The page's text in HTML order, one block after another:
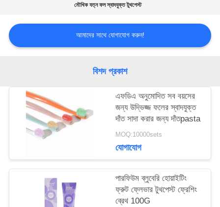
উদ্ধৃতির
আবেদন
সাইটম্যাপ
গোপনীয়তা
মৌখিক যত্ন ফল স্বাদযুক্ত টুথপেস্ট
আমাদের সাথে যোগাযোগ করুন!
বিশদ প্রকাশ
এফডিএ অনুমোদিত সব বয়সের
জন্য উদ্ভিজ্জ ফলের স্বাদযুক্ত
দাঁত সাদা করার জন্য দাঁতpasta
MOQ:10000sets
যোগাযোগ
পারফিউম ব্লুবেরি হোয়াইটিং
ফ্রুট ফ্লেভার টুথপেস্ট ফ্রেশিং
ব্রেথ 100G